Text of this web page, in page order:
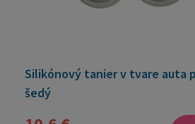
Silikónový tanier v tvare auta
šedý